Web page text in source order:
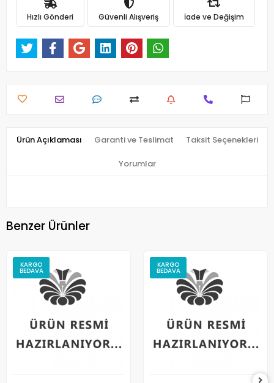
Hızlı Gönderi Güvenli Alışveriş İade ve Değişim
Ürün Açıklaması Garanti ve Teslimat Taksit Seçenekleri
Yorumlar
Benzer Ürünler
KARGO
BEDAVA
KARGO
BEDAVA